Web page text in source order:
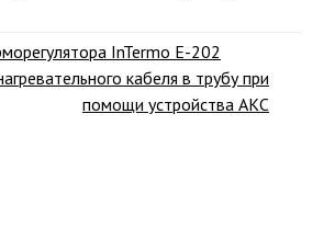
InTermo E-202
кабеля в трубу при
помощи устройства АКС